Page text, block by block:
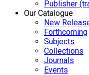
Publisher
Our Catalogue
New
Forthcoming
Subjects
Collections
Journals
Events